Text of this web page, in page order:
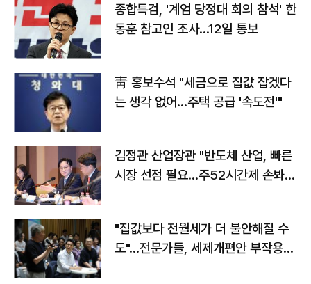
종합특검, '계엄 당정대 회의 참석' 한
동훈 참고인 조사...12일 통보
靑 홍보수석 "세금으로 집값 잡겠다
는 생각 없어…주택 공급 '속도전'"
김정관 산업장관 "반도체 산업, 빠른
시장 선점 필요…주52시간제 손봐
"집값보다 전월세가 더 불안해질 수
도"…전문가들, 세제개편안 부작용